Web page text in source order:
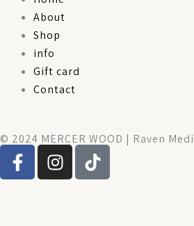
About
Shop
info
Gift card
Contact
© 2024 MERCER WOOD | Raven
F
a
I
n
T
i